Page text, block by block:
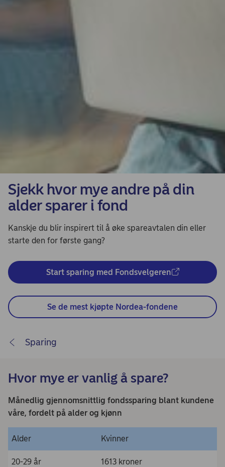
Sjekk hvor mye andre på din
alder sparer i fond
Kanskje du blir inspirert til å øke spareavtalen din eller
starte den for første gang?
Start sparing med Fondsvelgeren
Se de mest kjøpte Nordea-fondene
Sparing
Hvor mye er vanlig å spare?
Månedlig gjennomsnittlig fondssparing blant kundene
våre, fordelt på alder og kjønn
Alder Kvinner
20-29 år 1613 kroner